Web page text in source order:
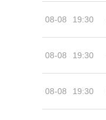
08-08 19:30
08-08 19:30
08-08 19:30